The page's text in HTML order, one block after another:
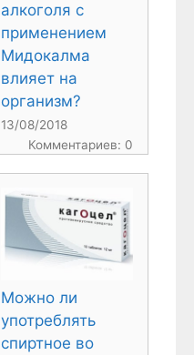
алкоголя с
применением
Мидокалма
влияет на
организм?
13/08/2018
Комментариев: 0
Можно ли
употреблять
спиртное во